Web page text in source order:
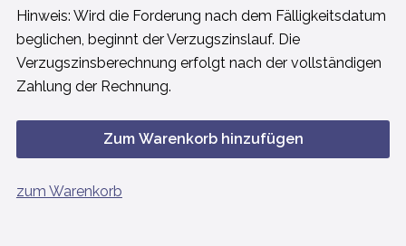
Hinweis: Wird die Forderung nach dem Fälligkeitsdatum
beglichen, beginnt der Verzugszinslauf. Die
Verzugszinsberechnung erfolgt nach der vollständigen
Zahlung der Rechnung.
Zum Warenkorb hinzufügen
zum Warenkorb